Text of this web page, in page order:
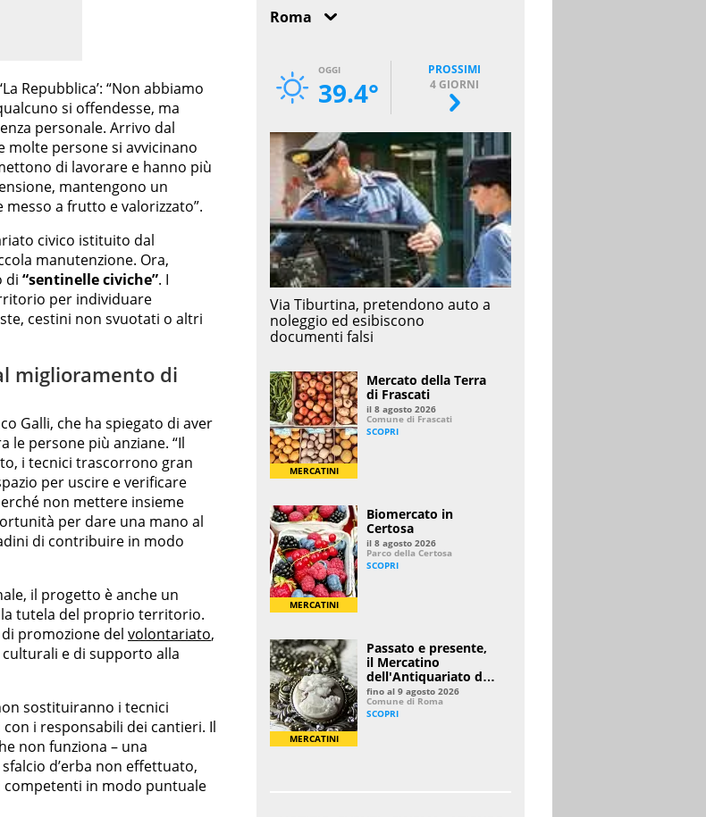
Repubblica’: “Non abbiamo
si offendesse, ma
personale. Arrivo dal
persone si avvicinano
di lavorare e hanno più
mantengono un
a frutto e valorizzato”.
civico istituito dal
manutenzione. Ora,
di “sentinelle civiche”. I
per individuare
cestini non svuotati o altri
miglioramento di
Galli, che ha spiegato di aver
le persone più anziane. “Il
i tecnici trascorrono gran
per uscire e verificare
non mettere insieme
per dare una mano al
di contribuire in modo
il progetto è anche un
tutela del proprio territorio.
promozione del volontariato,
e di supporto alla
sostituiranno i tecnici
i responsabili dei cantieri. Il
non funziona – una
d’erba non effettuato,
in modo puntuale